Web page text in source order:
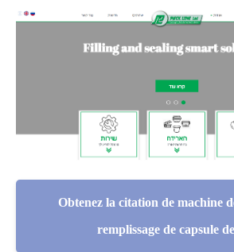
Obtenez la citation de machine
remplissage de capsule